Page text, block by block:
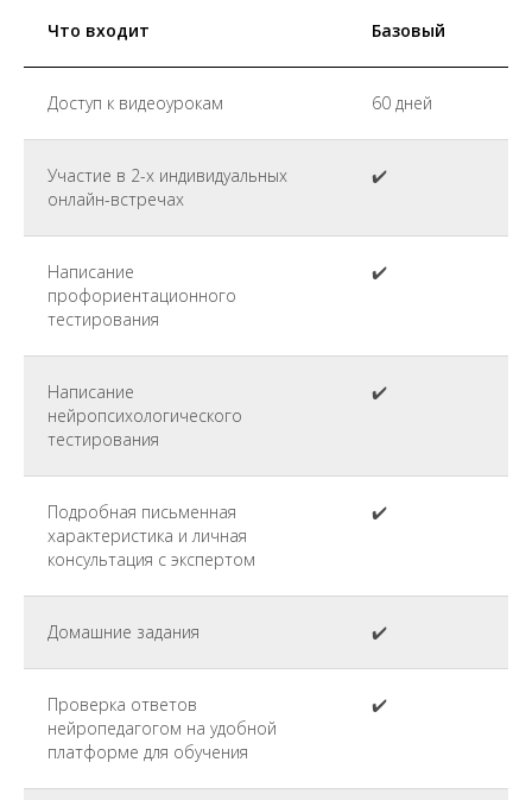
Что входит Базовый
Доступ к видеоурокам 60 дней
Участие в 2-х индивидуальных
онлайн-встречах
✔️
Написание
профориентационного
тестирования
✔️
Написание
нейропсихологического
тестирования
✔️
Подробная письменная
характеристика и личная
консультация с экспертом
✔️
Домашние задания ✔️
Проверка ответов
нейропедагогом на удобной
платформе для обучения
✔️